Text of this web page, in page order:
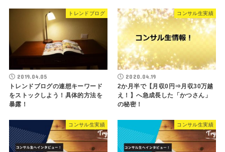
トレンドブログ
2019.04.05
トレンドブログの連想キーワード
をストックしよう！具体的方法を
暴露！
コンサル生実績
2020.04.19
2か月半で【月収0円⇒月収30万越
え！】へ急成長した「かつさん」
の秘密！
コンサル生実績 コンサル生実績